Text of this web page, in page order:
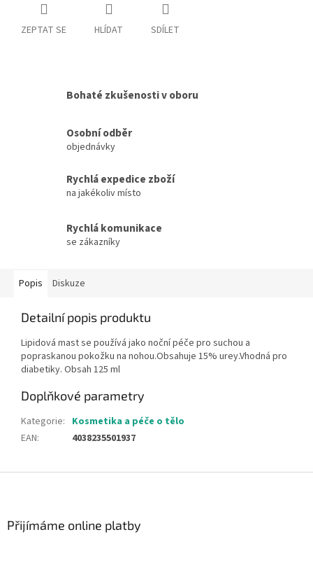
ZEPTAT SE HLÍDAT SDÍLET
Bohaté zkušenosti v oboru
Osobní odběr
objednávky
Rychlá expedice zboží
na jakékoliv místo
Rychlá komunikace
se zákazníky
Popis Diskuze
Detailní popis produktu
Lipidová mast se používá jako noční péče pro suchou a
popraskanou pokožku na nohou.Obsahuje 15% urey.Vhodná pro
diabetiky. Obsah 125 ml
Doplňkové parametry
Kategorie: Kosmetika a péče o tělo
EAN: 4038235501937
Přijímáme online platby